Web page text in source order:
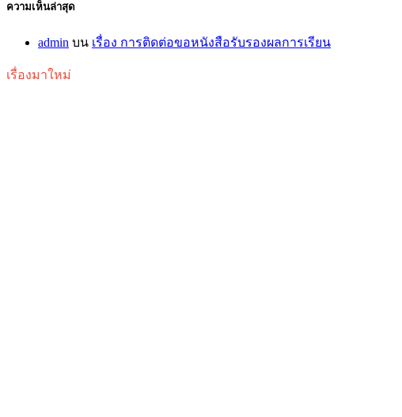
ความเห็นล่าสุด
admin บน เรื่อง การติดต่อขอหนังสือรับรองผลการเรียน
เรื่องมาใหม่